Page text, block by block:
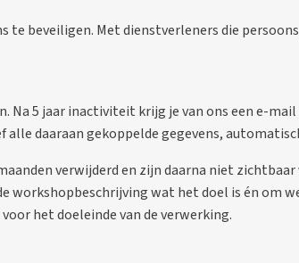
beveiligen. Met dienstverleners die
Na 5 jaar inactiviteit krijg je van ons een e-
daaraan gekoppelde gegevens,
verwijderd en zijn daarna niet zichtbaar
wat het doel is én om
het doeleinde van de verwerking.